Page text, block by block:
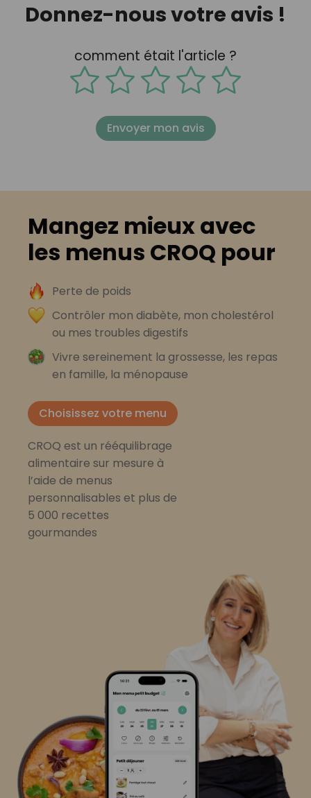
Donnez-nous votre avis !
comment était l'article ?
Envoyer mon avis
Mangez mieux avec
les menus CROQ pour
Perte de poids
Contrôler mon diabète, mon cholestérol
ou mes troubles digestifs
Vivre sereinement la grossesse, les repas
en famille, la ménopause
Choisissez votre menu
CROQ est un rééquilibrage
alimentaire sur mesure à
l’aide de menus
personnalisables et plus de
5 000 recettes
gourmandes